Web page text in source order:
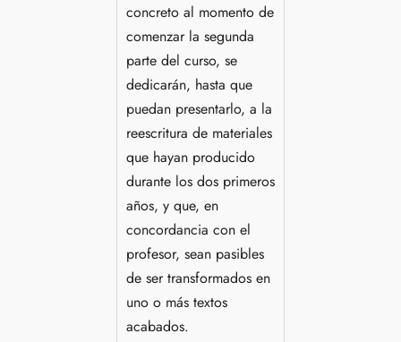
concreto al momento de
comenzar la segunda
parte del curso, se
dedicarán, hasta que
puedan presentarlo, a la
reescritura de materiales
que hayan producido
durante los dos primeros
años, y que, en
concordancia con el
profesor, sean pasibles
de ser transformados en
uno o más textos
acabados.